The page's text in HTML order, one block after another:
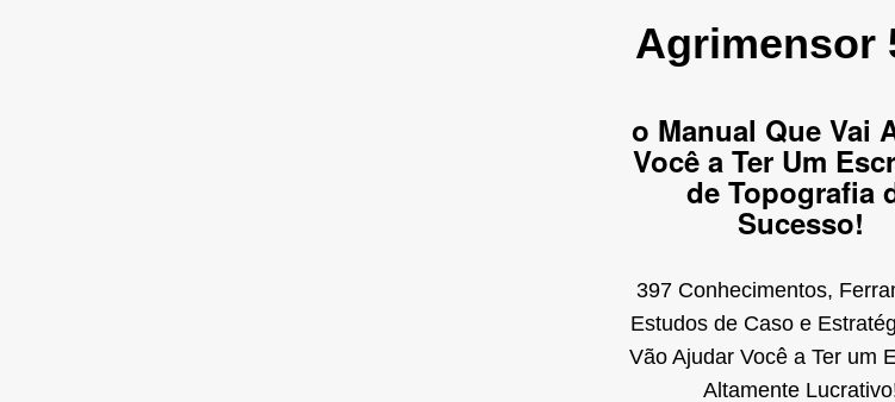
Agrimensor
o Manual Que Vai
Você a Ter Um
de Topografia
Sucesso!
397 Conhecimentos,
Estudos de Caso e
Vão Ajudar Você a Ter um
Altamente